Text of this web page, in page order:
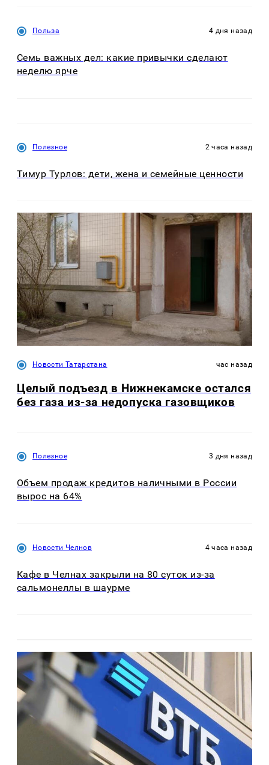
Польза 4 дня назад
Семь важных дел: какие привычки сделают
неделю ярче
Полезное 2 часа назад
Тимур Турлов: дети, жена и семейные ценности
Новости Татарстана час назад
Целый подъезд в Нижнекамске остался
без газа из-за недопуска газовщиков
Полезное 3 дня назад
Объем продаж кредитов наличными в России
вырос на 64%
Новости Челнов 4 часа назад
Кафе в Челнах закрыли на 80 суток из-за
сальмонеллы в шаурме